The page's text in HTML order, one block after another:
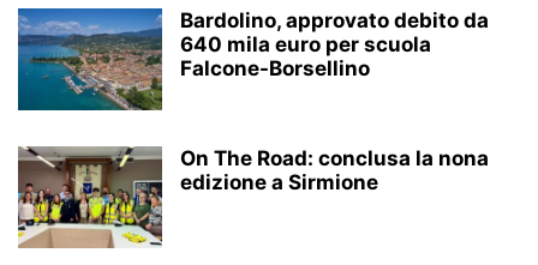
Bardolino, approvato debito da
640 mila euro per scuola
Falcone-Borsellino
On The Road: conclusa la nona
edizione a Sirmione